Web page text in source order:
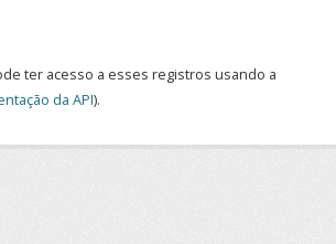
ter acesso a esses registros usando a
da API).